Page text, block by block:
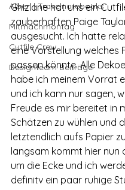
Alben | Travelnotebooks
Mitmachmontag
Cutfile Crew
Designteam Beiträge
Ghizlane hat uns ein
zauberhaften Paige
ausgesucht. Ich hatte
eine Vorstellung welches
passen könnte. Alle
habe ich meinem Vorrat
und ich kann nur sagen,
Freude es mir bereitet in
Schätzen zu wühlen und
letztendlich aufs Papier
langsam kommt hier nun
um die Ecke und ich
definitv ein paar ruhige